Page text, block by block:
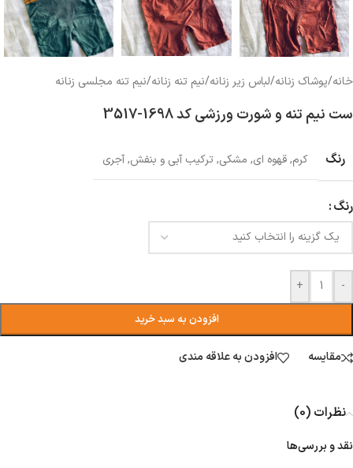
خانه/پوشاک زنانه/لباس زیر زنانه/نیم تنه زنانه/نیم تنه مجلسی زنانه
ست نیم تنه و شورت ورزشی کد 1698-3517
رنگ کرم,قهوه ای, مشکی,ترکیب آبی و بنفش,آجری
رنگ
-
+
افزودن به سبد خرید
مقایسه افزودن به علاقه مندی
نظرات (0)
نقد و بررسی‌ها